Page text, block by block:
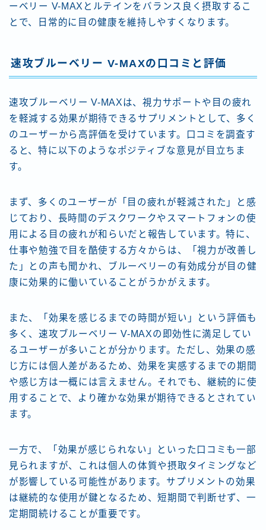
ーベリー V-MAXとルテインをバランス良く摂取するこ
とで、日常的に目の健康を維持しやすくなります。
速攻ブルーベリー V-MAXの口コミと評価
速攻ブルーベリー V-MAXは、視力サポートや目の疲れ
を軽減する効果が期待できるサプリメントとして、多く
のユーザーから高評価を受けています。口コミを調査す
ると、特に以下のようなポジティブな意見が目立ちま
す。
まず、多くのユーザーが「目の疲れが軽減された」と感
じており、長時間のデスクワークやスマートフォンの使
用による目の疲れが和らいだと報告しています。特に、
仕事や勉強で目を酷使する方々からは、「視力が改善し
た」との声も聞かれ、ブルーベリーの有効成分が目の健
康に効果的に働いていることがうかがえます。
また、「効果を感じるまでの時間が短い」という評価も
多く、速攻ブルーベリー V-MAXの即効性に満足してい
るユーザーが多いことが分かります。ただし、効果の感
じ方には個人差があるため、効果を実感するまでの期間
や感じ方は一概には言えません。それでも、継続的に使
用することで、より確かな効果が期待できるとされてい
ます。
一方で、「効果が感じられない」といった口コミも一部
見られますが、これは個人の体質や摂取タイミングなど
が影響している可能性があります。サプリメントの効果
は継続的な使用が鍵となるため、短期間で判断せず、一
定期間続けることが重要です。